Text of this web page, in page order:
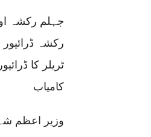
جہلم رکشہ
رکشہ
ٹریلر کا
کامیاب
وزیر اعظم